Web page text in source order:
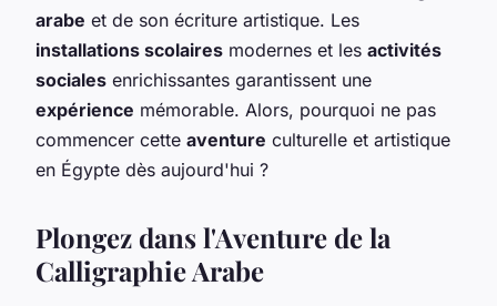
arabe et de son écriture artistique. Les
installations scolaires modernes et les activités
sociales enrichissantes garantissent une
expérience mémorable. Alors, pourquoi ne pas
commencer cette aventure culturelle et artistique
en Égypte dès aujourd'hui ?
Plongez dans l'Aventure de la
Calligraphie Arabe